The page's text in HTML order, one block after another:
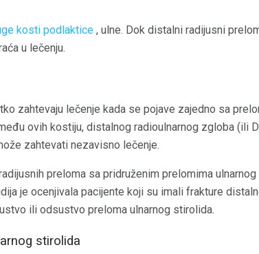
kosti podlaktice , ulne. Dok distalni radijusni
u lečenju.
zahtevaju lečenje kada se pojave zajedno sa
ovih kostiju, distalnog radioulnarnog zgloba (ili
zahtevati nezavisno lečenje.
preloma sa pridruženim prelomima
je ocenjivala pacijente koji su imali frakture
ili odsustvo preloma ulnarnog stirolida.
stirolida